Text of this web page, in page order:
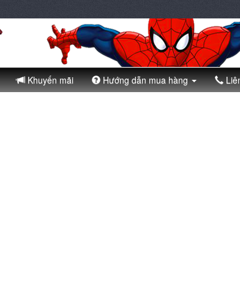
Khuyến mãi Hướng dẫn mua hàng